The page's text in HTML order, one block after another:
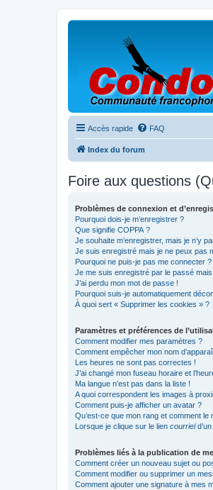
Accès rapide FAQ
Index du forum
Foire aux questions
Problèmes de connexion et
Pourquoi dois-je m’enregistrer ?
Que signifie COPPA ?
Je souhaite m’enregistrer, mais je n’y
Je suis enregistré mais je ne peux pas
Pourquoi ne puis-je pas me connecter ?
Je me suis enregistré par le passé
J’ai perdu mon mot de passe !
Pourquoi suis-je automatiquement
À quoi sert « Supprimer les cookies » ?
Paramètres et préférences de
Comment modifier mes paramètres ?
Comment empêcher mon nom
Les heures ne sont pas correctes !
J’ai changé mon fuseau horaire et
Ma langue n’est pas dans la liste !
A quoi correspondent les images à
Comment puis-je afficher un avatar ?
Qu’est-ce que mon rang et comment le
Lorsque je clique sur le lien courriel
Problèmes liés à la publication de
Comment créer un nouveau sujet ou
Comment modifier ou supprimer un
Comment ajouter une signature à mes